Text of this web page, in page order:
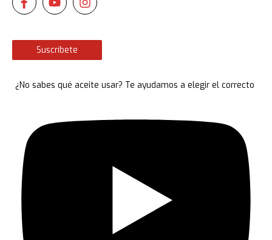
Suscríbete
¿No sabes qué aceite usar? Te ayudamos a elegir el correcto